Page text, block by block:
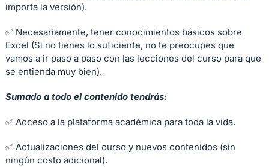
importa la versión).
✅ Necesariamente, tener conocimientos básicos sobre
Excel (Si no tienes lo suficiente, no te preocupes que
vamos a ir paso a paso con las lecciones del curso para que
se entienda muy bien).
Sumado a todo el contenido tendrás:
✅ Acceso a la plataforma académica para toda la vida.
✅ Actualizaciones del curso y nuevos contenidos (sin
ningún costo adicional).